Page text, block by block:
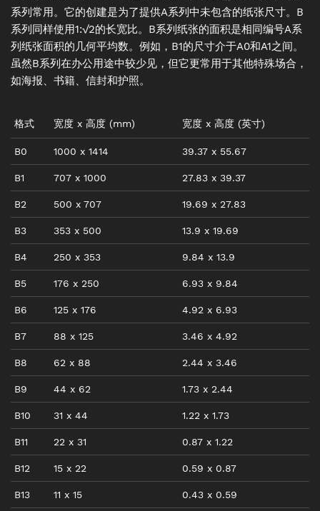
系列常用。它的创建是为了提供A系列中未包含的纸张尺寸。B
系列同样使用1:√2的长宽比。B系列纸张的面积是相同编号A系
列纸张面积的几何平均数。例如，B1的尺寸介于A0和A1之间。
虽然B系列在办公用途中较少见，但它更常用于其他特殊场合，
如海报、书籍、信封和护照。
格式 宽度 x 高度 (mm) 宽度 x 高度 (英寸)
B0 1000 x 1414 39.37 x 55.67
B1 707 x 1000 27.83 x 39.37
B2 500 x 707 19.69 x 27.83
B3 353 x 500 13.9 x 19.69
B4 250 x 353 9.84 x 13.9
B5 176 x 250 6.93 x 9.84
B6 125 x 176 4.92 x 6.93
B7 88 x 125 3.46 x 4.92
B8 62 x 88 2.44 x 3.46
B9 44 x 62 1.73 x 2.44
B10 31 x 44 1.22 x 1.73
B11 22 x 31 0.87 x 1.22
B12 15 x 22 0.59 x 0.87
B13 11 x 15 0.43 x 0.59